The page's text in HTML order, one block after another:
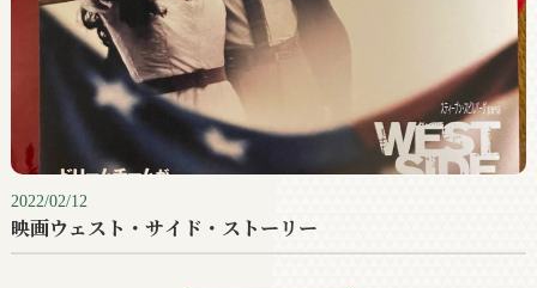
2022/02/12
映画ウェスト・サイド・ストーリー